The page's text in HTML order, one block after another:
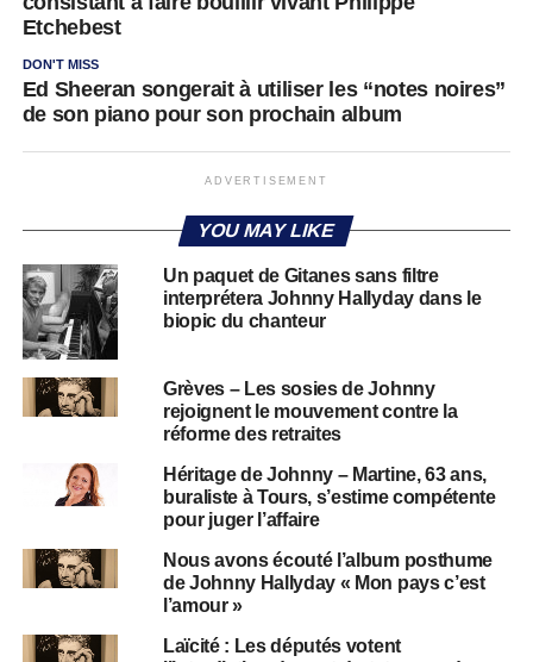
Etchebest
DON'T MISS
Ed Sheeran songerait à utiliser les “notes noires”
de son piano pour son prochain album
ADVERTISEMENT
YOU MAY LIKE
Un paquet de Gitanes sans filtre
interprétera Johnny Hallyday dans le
biopic du chanteur
Grèves – Les sosies de Johnny
rejoignent le mouvement contre la
réforme des retraites
Héritage de Johnny – Martine, 63 ans,
buraliste à Tours, s’estime compétente
pour juger l’affaire
Nous avons écouté l’album posthume
de Johnny Hallyday « Mon pays c’est
l’amour »
Laïcité : Les députés votent